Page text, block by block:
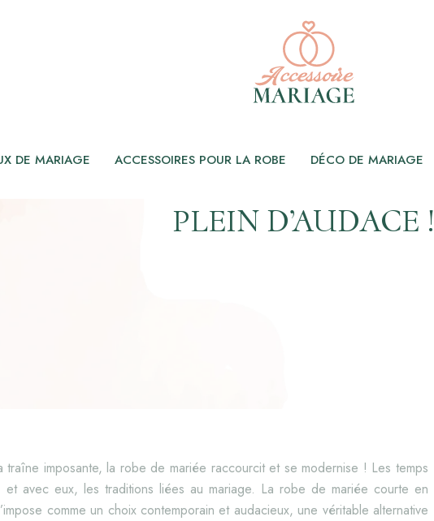
DE MARIAGE ACCESSOIRES POUR LA ROBE DÉCO DE MARIAGE
PLEIN D’AUDACE !
traîne imposante, la robe de mariée raccourcit et se modernise ! Les temps
et avec eux, les traditions liées au mariage. La robe de mariée courte en
comme un choix contemporain et audacieux, une véritable alternative